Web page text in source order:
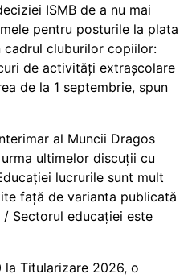
ISMB de a nu mai
pentru posturile la plata
cadrul cluburilor copiilor:
de activități extrașcolare
de la 1 septembrie, spun
al Muncii Dragos
urma ultimelor discuții cu
lucrurile sunt mult
față de varianta publicată
/ Sectorul educației este
la Titularizare 2026, o